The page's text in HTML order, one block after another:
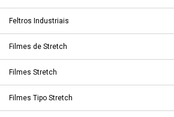
Feltros Industriais
Filmes de Stretch
Filmes Stretch
Filmes Tipo Stretch